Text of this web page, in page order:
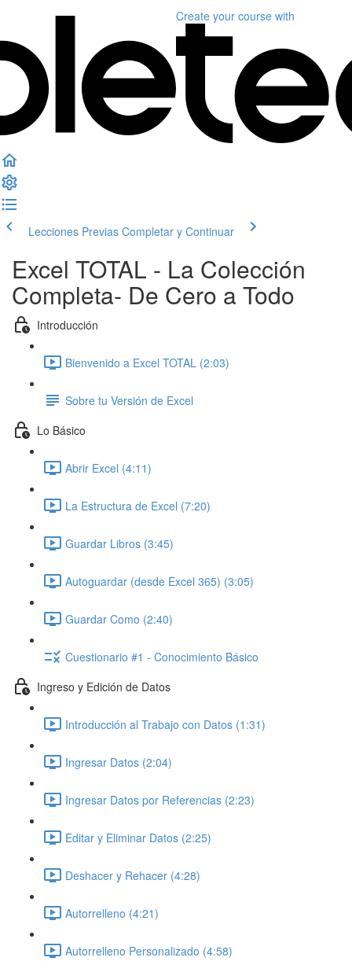
Create your course with
Lecciones Previas Completar y Continuar
Excel TOTAL - La Colección
Completa- De Cero a Todo
Introducción
Bienvenido a Excel TOTAL (2:03)
Sobre tu Versión de Excel
Lo Básico
Abrir Excel (4:11)
La Estructura de Excel (7:20)
Guardar Libros (3:45)
Autoguardar (desde Excel 365) (3:05)
Guardar Como (2:40)
Cuestionario #1 - Conocimiento Básico
Ingreso y Edición de Datos
Introducción al Trabajo con Datos (1:31)
Ingresar Datos (2:04)
Ingresar Datos por Referencias (2:23)
Editar y Eliminar Datos (2:25)
Deshacer y Rehacer (4:28)
Autorrelleno (4:21)
Autorrelleno Personalizado (4:58)